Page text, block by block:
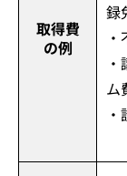
取得費
の例
録
ム